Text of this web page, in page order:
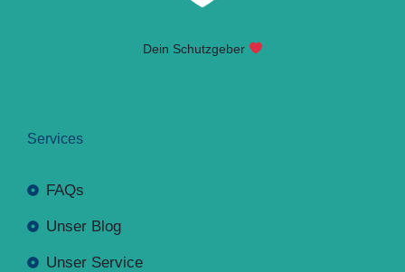
Dein Schutzgeber
Services
FAQs
Unser Blog
Unser Service